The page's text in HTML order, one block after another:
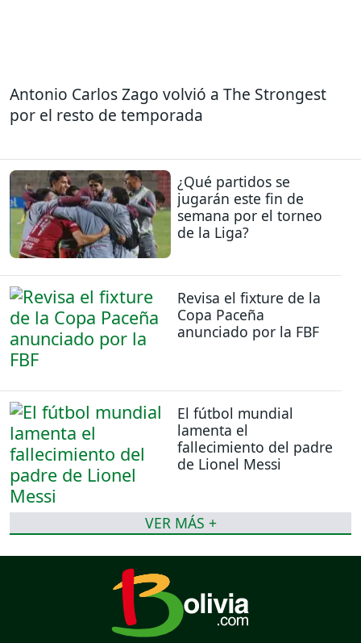
Antonio Carlos Zago volvió a The Strongest
por el resto de temporada
¿Qué partidos se
jugarán este fin de
semana por el torneo
de la Liga?
Revisa el fixture de la
Copa Paceña
anunciado por la FBF
El fútbol mundial
lamenta el
fallecimiento del padre
de Lionel Messi
VER MÁS +